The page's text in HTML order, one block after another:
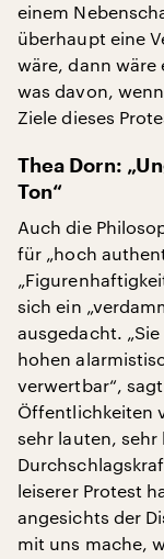
einem
überhaupt eine
wäre, dann wäre
was davon,
Ziele dieses
Thea Dorn:
Ton“
Auch die
für „hoch
sich ein
ausgedacht.
hohen
verwertbar“,
Öffentlichkeiten
sehr lauten,
leiserer Protest
angesichts der
mit uns mache,